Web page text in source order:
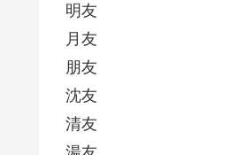
明友
月友
朋友
沈友
清友